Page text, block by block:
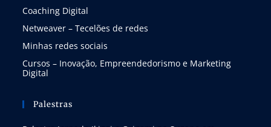
Coaching Digital
Netweaver – Tecelões de redes
Minhas redes sociais
Cursos – Inovação, Empreendedorismo e Marketing
Digital
Palestras